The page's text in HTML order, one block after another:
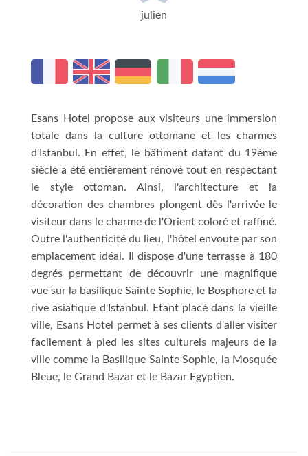
julien
Esans Hotel propose aux visiteurs une immersion
totale dans la culture ottomane et les charmes
d'Istanbul. En effet, le bâtiment datant du 19ème
siècle a été entièrement rénové tout en respectant
le style ottoman. Ainsi, l'architecture et la
décoration des chambres plongent dès l'arrivée le
visiteur dans le charme de l'Orient coloré et raffiné.
Outre l'authenticité du lieu, l'hôtel envoute par son
emplacement idéal. Il dispose d'une terrasse à 180
degrés permettant de découvrir une magnifique
vue sur la basilique Sainte Sophie, le Bosphore et la
rive asiatique d'Istanbul. Etant placé dans la vieille
ville, Esans Hotel permet à ses clients d'aller visiter
facilement à pied les sites culturels majeurs de la
ville comme la Basilique Sainte Sophie, la Mosquée
Bleue, le Grand Bazar et le Bazar Egyptien.